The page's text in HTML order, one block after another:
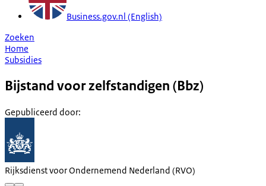
Business.gov.nl (English)
Zoeken
Home
Subsidies
Bijstand voor zelfstandigen (Bbz)
Gepubliceerd door:
Rijksdienst voor Ondernemend Nederland (RVO)